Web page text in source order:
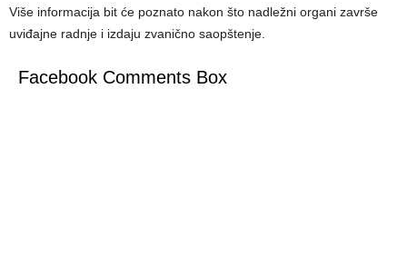
Više informacija bit će poznato nakon što nadležni organi završe
uviđajne radnje i izdaju zvanično saopštenje.
Facebook Comments Box